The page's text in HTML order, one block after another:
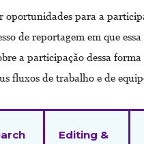
oportunidades para a
de reportagem em que
a participação dessa
fluxos de trabalho e de
Editing &